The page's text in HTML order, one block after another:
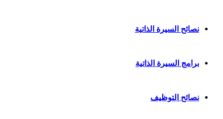
نصائح السيرة الذاتية
برامج السيرة الذاتية
نصائح التوظيف